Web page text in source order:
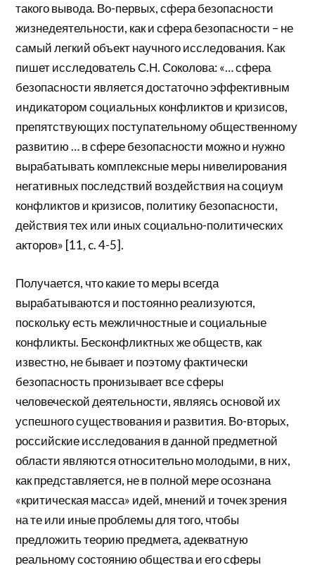
такого вывода. Во-первых, сфера безопасности
жизнедеятельности, как и сфера безопасности – не
самый легкий объект научного исследования. Как
пишет исследователь С.Н. Соколова: «… сфера
безопасности является достаточно эффективным
индикатором социальных конфликтов и кризисов,
препятствующих поступательному общественному
развитию … в сфере безопасности можно и нужно
вырабатывать комплексные меры нивелирования
негативных последствий воздействия на социум
конфликтов и кризисов, политику безопасности,
действия тех или иных социально-политических
акторов» [11, c. 4-5].
Получается, что какие то меры всегда
вырабатываются и постоянно реализуются,
поскольку есть межличностные и социальные
конфликты. Бесконфликтных же обществ, как
известно, не бывает и поэтому фактически
безопасность пронизывает все сферы
человеческой деятельности, являясь основой их
успешного существования и развития. Во-вторых,
российские исследования в данной предметной
области являются относительно молодыми, в них,
как представляется, не в полной мере осознана
«критическая масса» идей, мнений и точек зрения
на те или иные проблемы для того, чтобы
предложить теорию предмета, адекватную
реальному состоянию общества и его сферы